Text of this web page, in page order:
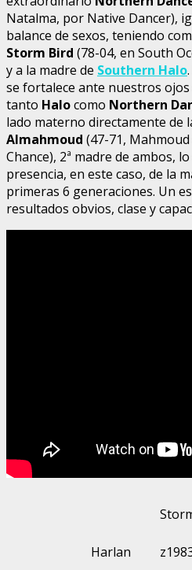
Natalma, por Native Dancer),
balance de sexos, teniendo
Storm Bird (78-04, en South
y a la madre de Southern Halo
se fortalece ante nuestros
tanto Halocomo Northern
lado materno directamente de
Almahmoud (47-71,
Chance), 2ª madre de ambos,
presencia, en este caso, de la
primeras 6 generaciones. Un
resultados obvios, clase y
Harlan